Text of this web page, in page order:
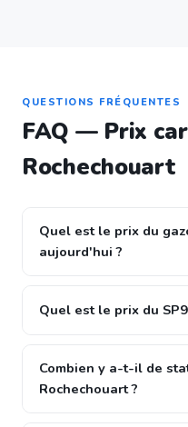
QUESTIONS FRÉQUENTES
FAQ — Prix
Rochechouart
Quel est le prix du
aujourd'hui ?
Quel est le prix du
Combien y a-t-il de
Rochechouart ?